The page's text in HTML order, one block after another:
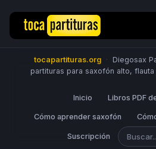
tocapartituras.org ·
Diegosax
partituras para saxofón alto,
chelo, fagot, bombardino, fliscorno,
Scores. PUBLICA
Inicio Libros PDF
Cómo aprender saxofón
Suscripción